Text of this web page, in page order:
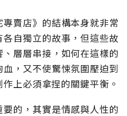
賣店》的結構本身就非常
自獨立的故事，但這些故
層層串接，如何在這樣的
，又不使驚悚氛圍壓迫到
上必須拿捏的關鍵平衡。
的，其實是情感與人性的